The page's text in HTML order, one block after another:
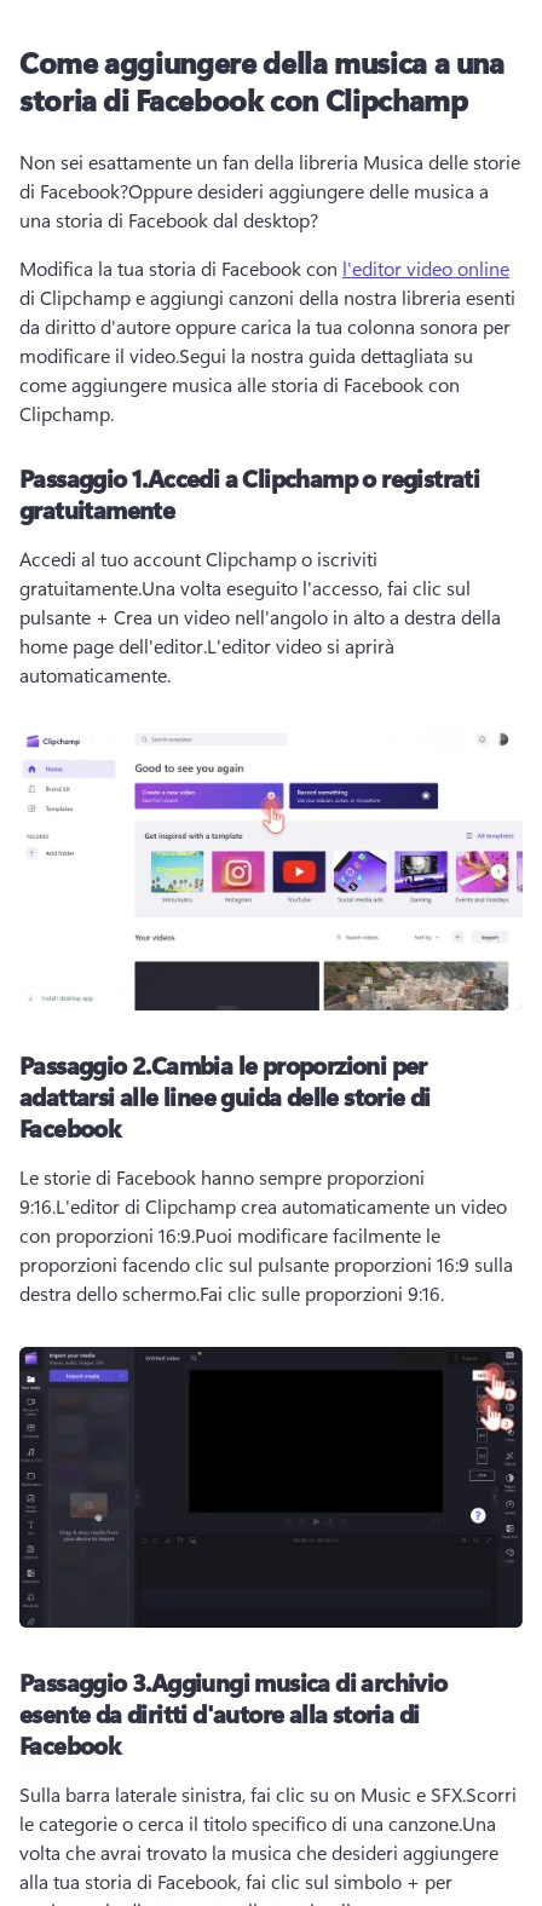
Come aggiungere della musica a una
storia di Facebook con Clipchamp
Non sei esattamente un fan della libreria Musica delle storie
di Facebook?Oppure desideri aggiungere delle musica a
una storia di Facebook dal desktop?
Modifica la tua storia di Facebook con l'editor video online
di Clipchamp e aggiungi canzoni della nostra libreria esenti
da diritto d'autore oppure carica la tua colonna sonora per
modificare il video.Segui la nostra guida dettagliata su
come aggiungere musica alle storia di Facebook con
Clipchamp.
Passaggio 1.Accedi a Clipchamp o registrati
gratuitamente
Accedi al tuo account Clipchamp o iscriviti
gratuitamente.Una volta eseguito l'accesso, fai clic sul
pulsante + Crea un video nell'angolo in alto a destra della
home page dell'editor.L'editor video si aprirà
automaticamente.
Passaggio 2.Cambia le proporzioni per
adattarsi alle linee guida delle storie di
Facebook
Le storie di Facebook hanno sempre proporzioni
9:16.L'editor di Clipchamp crea automaticamente un video
con proporzioni 16:9.Puoi modificare facilmente le
proporzioni facendo clic sul pulsante proporzioni 16:9 sulla
destra dello schermo.Fai clic sulle proporzioni 9:16.
Passaggio 3.Aggiungi musica di archivio
esente da diritti d'autore alla storia di
Facebook
Sulla barra laterale sinistra, fai clic su on Music e SFX.Scorri
le categorie o cerca il titolo specifico di una canzone.Una
volta che avrai trovato la musica che desideri aggiungere
alla tua storia di Facebook, fai clic sul simbolo + per